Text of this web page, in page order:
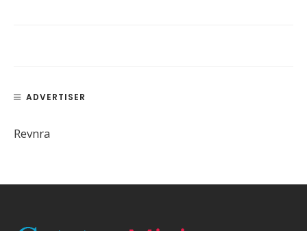
ADVERTISER
Revnra